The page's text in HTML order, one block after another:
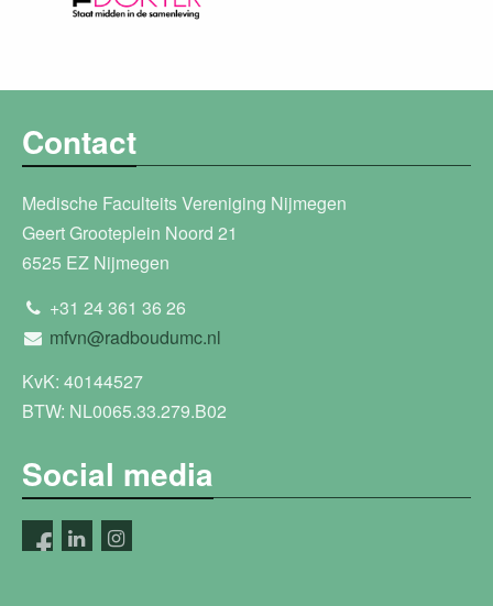
Contact
Medische Faculteits Vereniging Nijmegen
Geert Grooteplein Noord 21
6525 EZ Nijmegen
+31 24 361 36 26
mfvn@radboudumc.nl
KvK: 40144527
BTW: NL0065.33.279.B02
Social media